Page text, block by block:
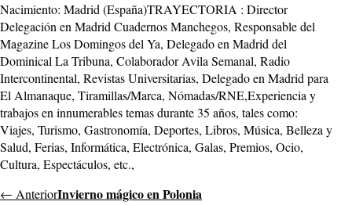
Nacimiento: Madrid (España)TRAYECTORIA : Director
Delegación en Madrid Cuadernos Manchegos, Responsable del
Magazine Los Domingos del Ya, Delegado en Madrid del
Dominical La Tribuna, Colaborador Avila Semanal, Radio
Intercontinental, Revistas Universitarias, Delegado en Madrid para
El Almanaque, Tiramillas/Marca, Nómadas/RNE,Experiencia y
trabajos en innumerables temas durante 35 años, tales como:
Viajes, Turismo, Gastronomía, Deportes, Libros, Música, Belleza y
Salud, Ferias, Informática, Electrónica, Galas, Premios, Ocio,
Cultura, Espectáculos, etc.,
← AnteriorInvierno mágico en Polonia